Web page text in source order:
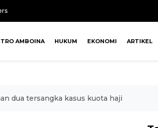
AMBOINA HUKUM EKONOMI ARTIKEL
dua tersangka kasus kuota haji